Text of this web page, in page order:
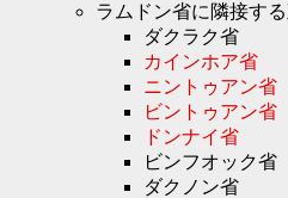
ラムドン省に隣接す
ダクラク省
カインホア省
ニントゥアン省
ビントゥアン省
ドンナイ省
ビンフオック省
ダクノン省